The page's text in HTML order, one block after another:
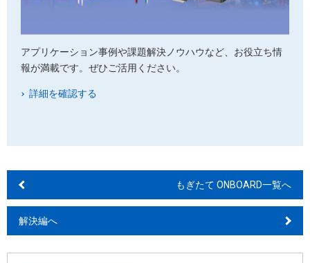
アプリケーション事例や課題解決ノウハウなど、お役立ち情
報が満載です。ぜひご活用ください。
詳細を確認する
もぎたて ONBOARD一覧へ
解決編へ